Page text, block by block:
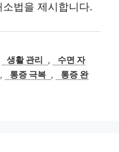
법을 제시합니다.
생활 관리 ,
수면 자
, 통증 극복 ,
통증 완